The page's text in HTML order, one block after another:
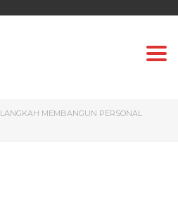
LANGKAH MEMBANGUN PERSONAL